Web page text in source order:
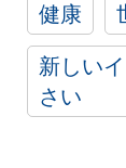
健康
新しい
さい